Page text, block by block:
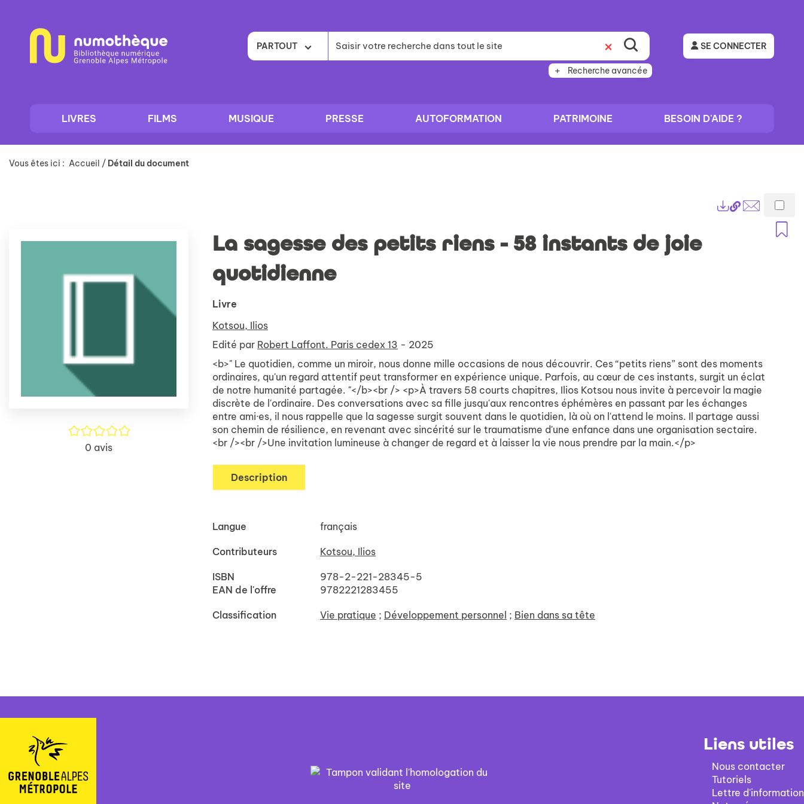
contenu
PARTOUT
Recherche avancée
SE CONNECTER
LIVRES FILMS MUSIQUE PRESSE AUTOFORMATION PATRIMOINE BESOIN D'AIDE ?
Vous êtes ici : Accueil / Détail du document
Lien
permanent
(Nouvelle
Envoyer
/5
0 avis
La sagesse des petits riens - 58 instants de joie
quotidienne
Livre
Kotsou, Ilios
Edité par Robert Laffont. Paris cedex 13 - 2025
<b>" Le quotidien, comme un miroir, nous donne mille occasions de nous découvrir. Ces “petits riens” sont des moments
ordinaires, qu'un regard attentif peut transformer en expérience unique. Parfois, au cœur de ces instants, surgit un éclat
de notre humanité partagée. "</b><br /> <p>À travers 58 courts chapitres, Ilios Kotsou nous invite à percevoir la magie
discrète de l'ordinaire. Des conversations avec sa fille jusqu'aux rencontres éphémères en passant par les échanges
entre ami·es, il nous rappelle que la sagesse surgit souvent dans le quotidien, là où on l'attend le moins. Il partage aussi
son chemin de résilience, en revenant avec sincérité sur le traumatisme d'une enfance dans une organisation sectaire.
<br /><br />Une invitation lumineuse à changer de regard et à laisser la vie nous prendre par la main.</p>
Description
Langue français
Contributeurs Kotsou, Ilios
ISBN
978-2-221-28345-5
EAN de l'offre
9782221283455
Classification Vie pratique ; Développement personnel ; Bien dans sa tête
Liens utiles
Nous contacter
Tutoriels
Lettre d'information